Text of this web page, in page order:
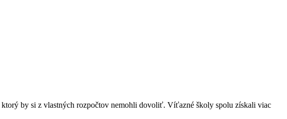
by si z vlastných rozpočtov nemohli dovoliť. Víťazné školy spolu získali viac